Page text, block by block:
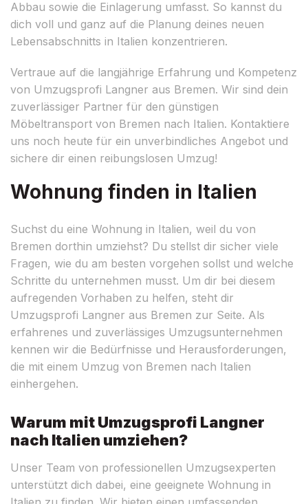
Abbau sowie die Einlagerung umfasst. So kannst du
dich voll und ganz auf die Planung deines neuen
Lebensabschnitts in Italien konzentrieren.
Vertraue auf die langjährige Erfahrung und Kompetenz
von Umzugsprofi Langner aus Bremen. Wir sind dein
zuverlässiger Partner für den günstigen
Möbeltransport von Bremen nach Italien. Kontaktiere
uns noch heute für ein unverbindliches Angebot und
sichere dir einen reibungslosen Umzug!
Wohnung finden in Italien
Suchst du eine Wohnung in Italien, weil du von
Bremen dorthin umziehst? Du stellst dir sicher viele
Fragen, wie du am besten vorgehen sollst und welche
Schritte du unternehmen musst. Um dir bei diesem
aufregenden Vorhaben zu helfen, steht dir
Umzugsprofi Langner aus Bremen zur Seite. Als
erfahrenes und zuverlässiges Umzugsunternehmen
kennen wir die Bedürfnisse und Herausforderungen,
die mit einem Umzug von Bremen nach Italien
einhergehen.
Warum mit Umzugsprofi Langner
nach Italien umziehen?
Unser Team von professionellen Umzugsexperten
unterstützt dich dabei, eine geeignete Wohnung in